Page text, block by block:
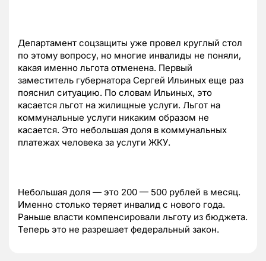
Департамент соцзащиты уже провел круглый стол
по этому вопросу, но многие инвалиды не поняли,
какая именно льгота отменена. Первый
заместитель губернатора Сергей Ильиных еще раз
пояснил ситуацию. По словам Ильиных, это
касается льгот на жилищные услуги. Льгот на
коммунальные услуги никаким образом не
касается. Это небольшая доля в коммунальных
платежах человека за услуги ЖКУ.
Небольшая доля — это 200 — 500 рублей в месяц.
Именно столько теряет инвалид с нового года.
Раньше власти компенсировали льготу из бюджета.
Теперь это не разрешает федеральный закон.